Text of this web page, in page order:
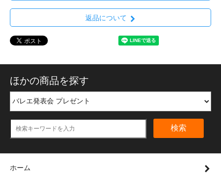
返品について
ほかの商品を探す
検索
ホーム